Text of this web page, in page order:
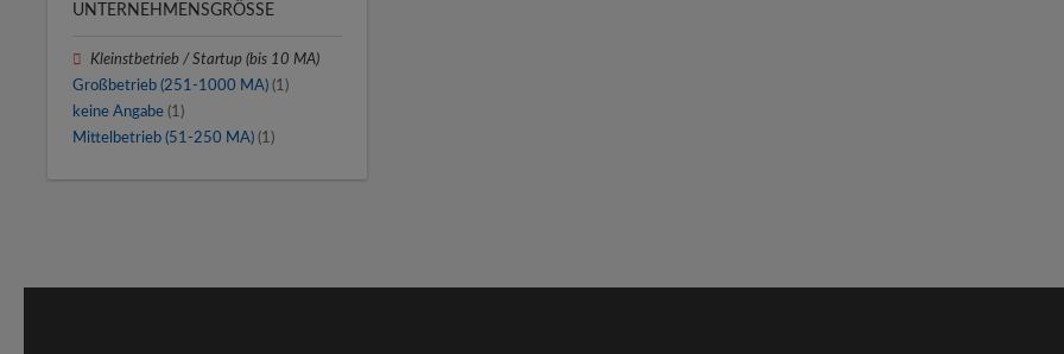
UNTERNEHMENSGRÖSSE
Kleinstbetrieb / Startup (bis 10 MA)
Großbetrieb (251-1000 MA) (1)
keine Angabe (1)
Mittelbetrieb (51-250 MA) (1)